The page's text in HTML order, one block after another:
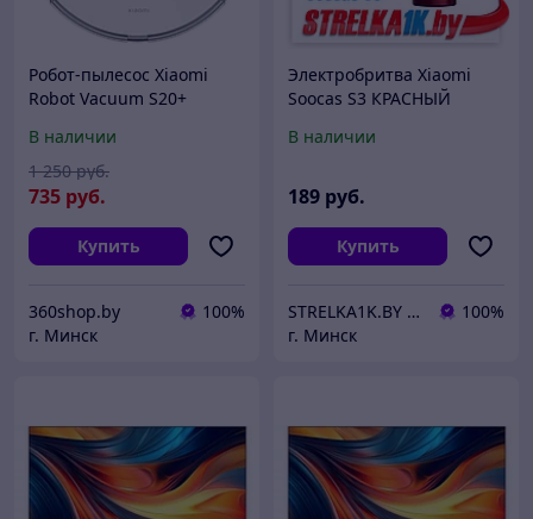
Робот-пылесос Xiaomi
Robot Vacuum S20+
версия, белый)
В наличии
735 руб.
1 250 руб.
Купить
360shop.by
100%
г. Минск
Электробритва Xiaomi
Soocas S3 КРАСНЫЙ
В наличии
189 руб.
Купить
STRELKA1K.BY | Качественная бытовая техника в Вашем доме!
100%
г. Минск